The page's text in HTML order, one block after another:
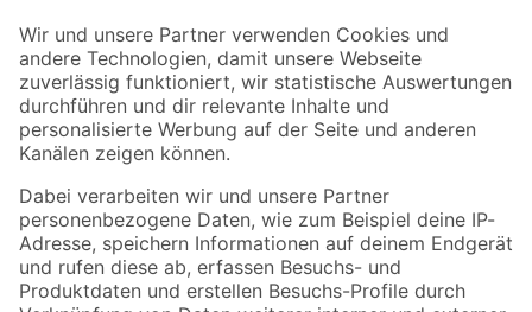
Der toom Newsletter: Keine Angebote und Aktionen mehr verpassen!
Zur Newsletter Anmeldung
Folge uns
Zahlungsarten Versandarten